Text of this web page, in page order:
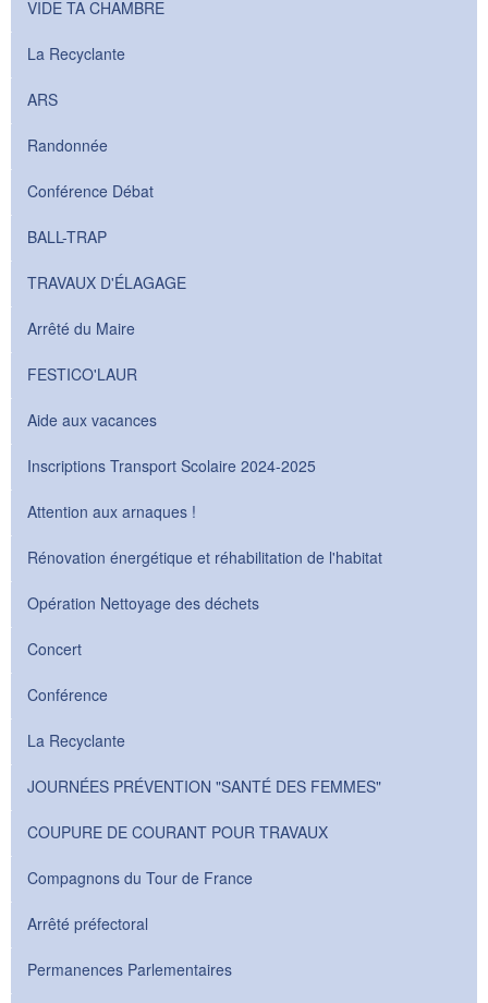
VIDE TA CHAMBRE
La Recyclante
ARS
Randonnée
Conférence Débat
BALL-TRAP
TRAVAUX D'ÉLAGAGE
Arrêté du Maire
FESTICO'LAUR
Aide aux vacances
Inscriptions Transport Scolaire 2024-2025
Attention aux arnaques !
Rénovation énergétique et réhabilitation de l'habitat
Opération Nettoyage des déchets
Concert
Conférence
La Recyclante
JOURNÉES PRÉVENTION "SANTÉ DES FEMMES"
COUPURE DE COURANT POUR TRAVAUX
Compagnons du Tour de France
Arrêté préfectoral
Permanences Parlementaires